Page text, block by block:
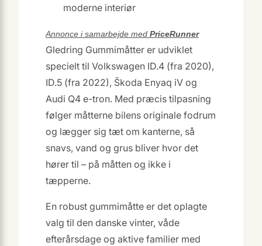
moderne interiør
Annonce i samarbejde med PriceRunner
Gledring Gummimåtter er udviklet
specielt til Volkswagen ID.4 (fra 2020),
ID.5 (fra 2022), Škoda Enyaq iV og
Audi Q4 e-tron. Med præcis tilpasning
følger måtterne bilens originale fodrum
og lægger sig tæt om kanterne, så
snavs, vand og grus bliver hvor det
hører til – på måtten og ikke i
tæpperne.
En robust gummimåtte er det oplagte
valg til den danske vinter, våde
efterårsdage og aktive familier med